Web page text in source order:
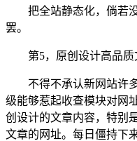
把全站静态化，倘若
罢。
第5，原创设计高品
不得不承认新网站
级能够惹起收查模块对网
创设计的文章内容，特别
文章的网址。每日僵持下